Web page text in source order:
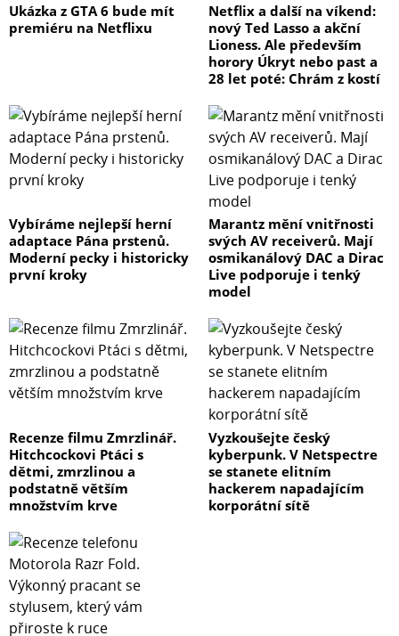
Ukázka z GTA 6 bude mít
premiéru na Netflixu
Netflix a další na víkend:
nový Ted Lasso a akční
Lioness. Ale především
horory Úkryt nebo past a
28 let poté: Chrám z kostí
Vybíráme nejlepší herní
adaptace Pána prstenů.
Moderní pecky i historicky
první kroky
Marantz mění vnitřnosti
svých AV receiverů. Mají
osmikanálový DAC a Dirac
Live podporuje i tenký
model
Recenze filmu Zmrzlinář.
Hitchcockovi Ptáci s
dětmi, zmrzlinou a
podstatně větším
množstvím krve
Vyzkoušejte český
kyberpunk. V Netspectre
se stanete elitním
hackerem napadajícím
korporátní sítě